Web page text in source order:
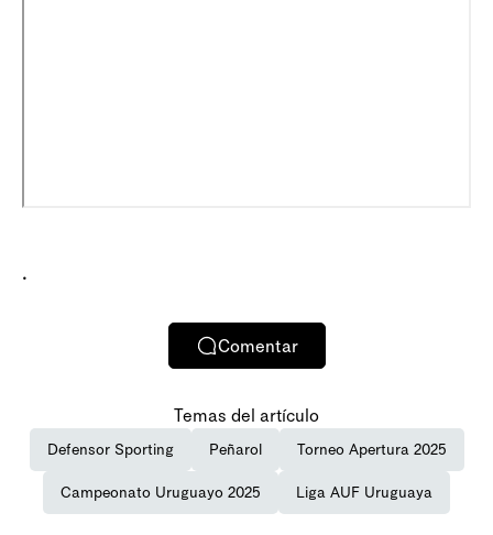
.
Comentar
Temas del artículo
Defensor Sporting Peñarol Torneo Apertura 2025
Campeonato Uruguayo 2025 Liga AUF Uruguaya